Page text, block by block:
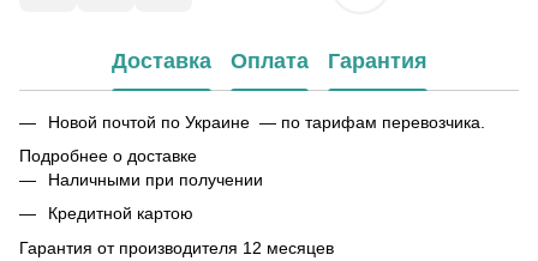
Доставка Оплата Гарантия
Новой почтой по Украине — по тарифам перевозчика.
Подробнее о доставке
Наличными при получении
Кредитной картою
Гарантия от производителя 12 месяцев